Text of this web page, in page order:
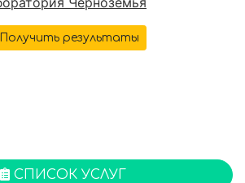
Получить результаты
СПИСОК УСЛУГ